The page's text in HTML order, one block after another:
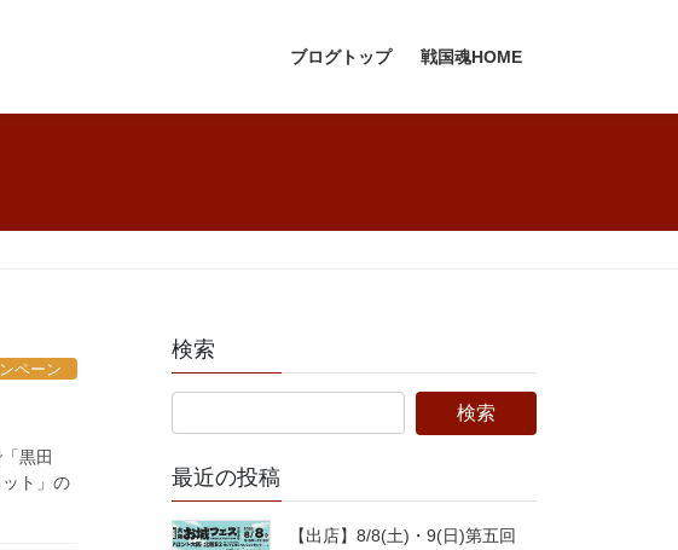
ブログトップ 戦国魂HOME
ペーン
黒田
ト」の
検索
最近の投稿
【出店】8/8(土)・9(日)第五回